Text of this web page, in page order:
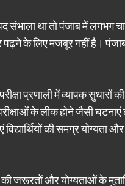
संभाला था तो पंजाब में लगभग
के लिए मजबूर नहीं है। पंजाब
प्रणाली में व्यापक सुधारों
के लीक होने जैसी घटनाएं
विद्यार्थियों की समग्र
की जरूरतों और योग्यताओं के